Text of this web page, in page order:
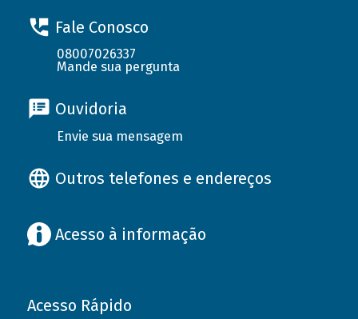
Fale Conosco
08007026337
Mande sua pergunta
Ouvidoria
Envie sua mensagem
Outros telefones e endereços
Acesso à informação
Acesso Rápido